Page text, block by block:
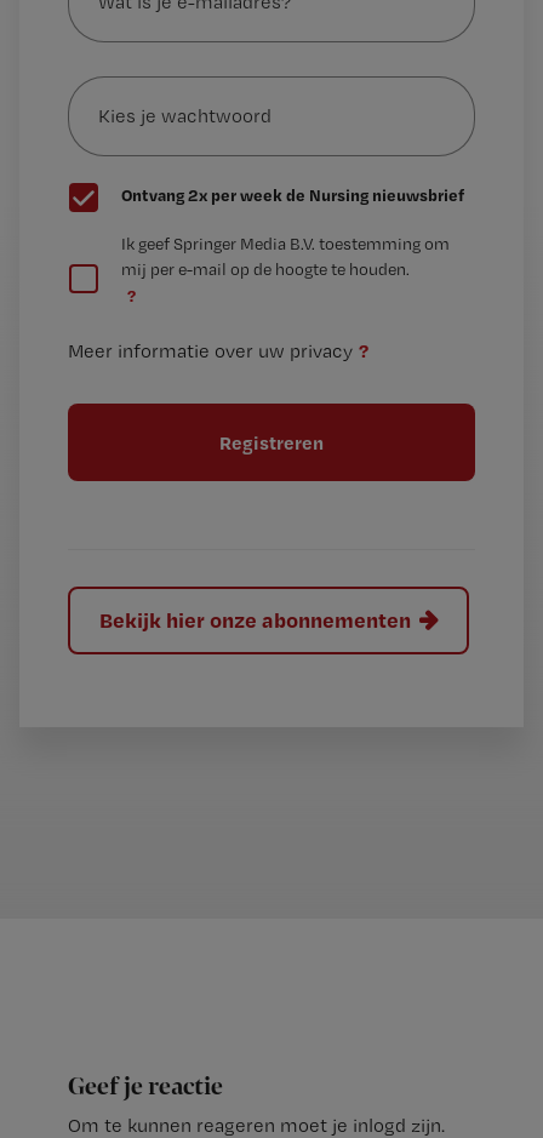
je
mailadres?
Kies
je
wachtwoord
G
e
t
Ontvang 2x per week de Nursing nieuwsbrief
e
t
l
Ik geef Springer Media B.V. toestemming om
mij per e-mail op de hoogte te houden.
?
Meer informatie over uw privacy ?
Bekijk hier onze abonnementen
Geef je reactie
Om te kunnen reageren moet je inlogd zijn.